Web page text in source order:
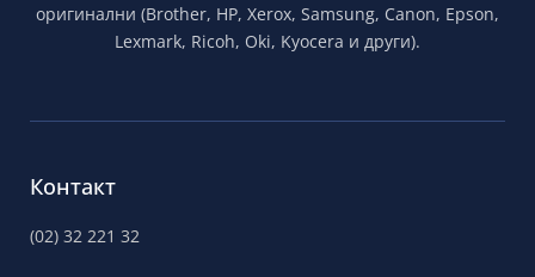
оригинални (Brother, HP, Xerox, Samsung, Canon, Epson,
Lexmark, Ricoh, Oki, Kyocera и други).
Контакт
(02) 32 221 32